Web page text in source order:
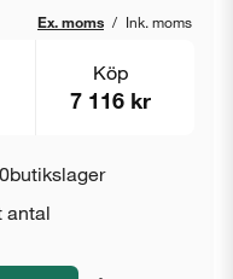
Ex. moms / Ink. moms
0butikslager
antal
Köp
7 116 kr